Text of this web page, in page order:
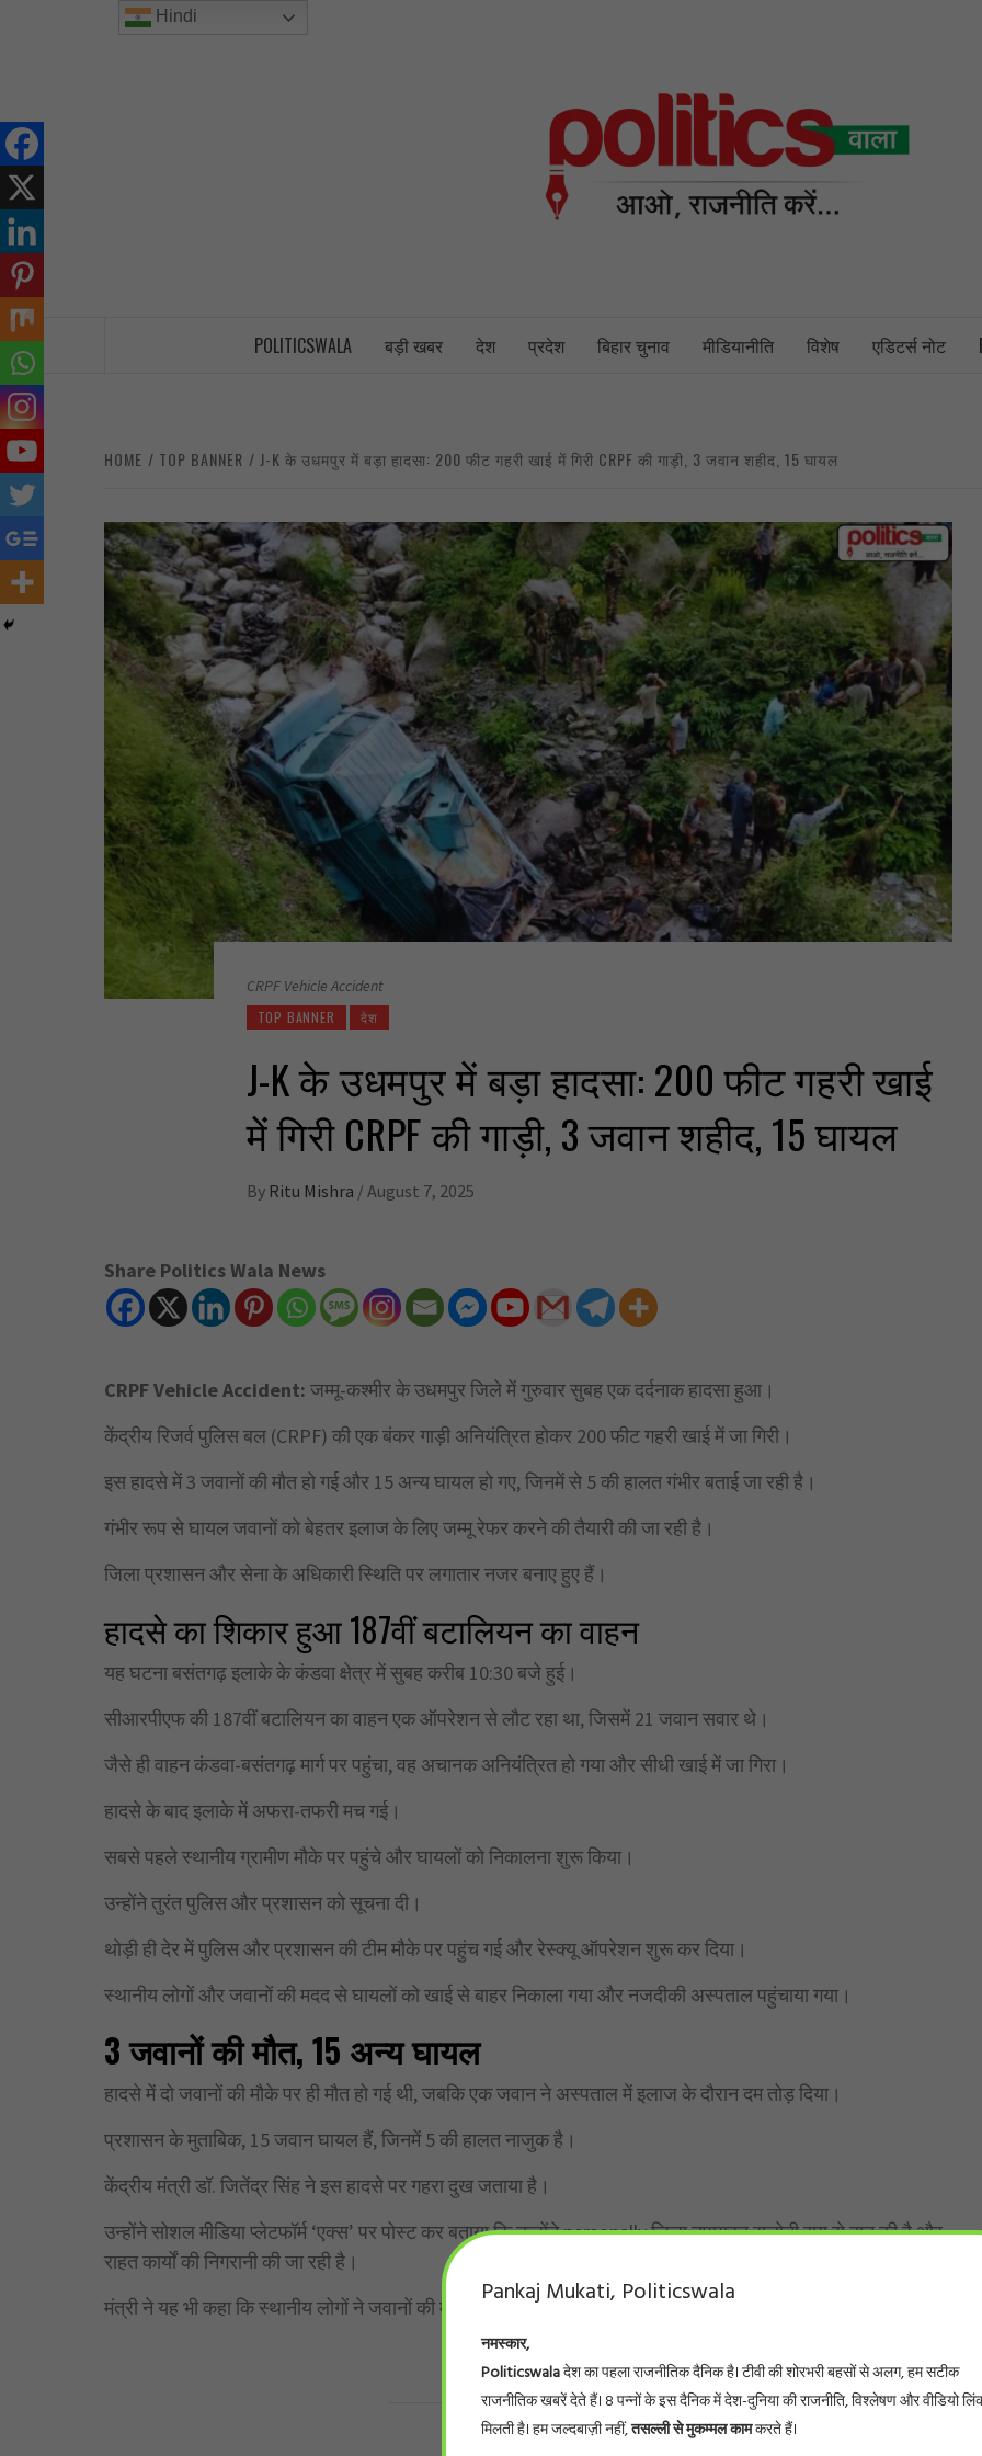
POLITICSWALA बड़ी खबर देश प्रदेश बिहार चुनाव मीडियानीति विशेष एडिटर्स नोट
HOME TOP BANNER J-K के उधमपुर में बड़ा हादसा: 200 फीट गहरी खाई में गिरी CRPF की गाड़ी, 3 जवान शहीद, 15 घायल
CRPF Vehicle Accident
TOP BANNER देश
J-K के उधमपुर में बड़ा हादसा: 200 फीट गहरी खाई
में गिरी CRPF की गाड़ी, 3 जवान शहीद, 15 घायल
By Ritu Mishra / August 7, 2025
Share Politics Wala News
CRPF Vehicle Accident: जम्मू-कश्मीर के उधमपुर जिले में गुरुवार सुबह एक दर्दनाक हादसा हुआ।
केंद्रीय रिजर्व पुलिस बल (CRPF) की एक बंकर गाड़ी अनियंत्रित होकर 200 फीट गहरी खाई में जा गिरी।
इस हादसे में 3 जवानों की मौत हो गई और 15 अन्य घायल हो गए, जिनमें से 5 की हालत गंभीर बताई जा रही है।
गंभीर रूप से घायल जवानों को बेहतर इलाज के लिए जम्मू रेफर करने की तैयारी की जा रही है।
जिला प्रशासन और सेना के अधिकारी स्थिति पर लगातार नजर बनाए हुए हैं।
हादसे का शिकार हुआ 187वीं बटालियन का वाहन
यह घटना बसंतगढ़ इलाके के कंडवा क्षेत्र में सुबह करीब 10:30 बजे हुई।
सीआरपीएफ की 187वीं बटालियन का वाहन एक ऑपरेशन से लौट रहा था, जिसमें 21 जवान सवार थे।
जैसे ही वाहन कंडवा-बसंतगढ़ मार्ग पर पहुंचा, वह अचानक अनियंत्रित हो गया और सीधी खाई में जा गिरा।
हादसे के बाद इलाके में अफरा-तफरी मच गई।
सबसे पहले स्थानीय ग्रामीण मौके पर पहुंचे और घायलों को निकालना शुरू किया।
उन्होंने तुरंत पुलिस और प्रशासन को सूचना दी।
थोड़ी ही देर में पुलिस और प्रशासन की टीम मौके पर पहुंच गई और रेस्क्यू ऑपरेशन शुरू कर दिया।
स्थानीय लोगों और जवानों की मदद से घायलों को खाई से बाहर निकाला गया और नजदीकी अस्पताल पहुंचाया गया।
3 जवानों की मौत, 15 अन्य घायल
हादसे में दो जवानों की मौके पर ही मौत हो गई थी, जबकि एक जवान ने अस्पताल में इलाज के दौरान दम तोड़ दिया।
प्रशासन के मुताबिक, 15 जवान घायल हैं, जिनमें 5 की हालत नाजुक है।
केंद्रीय मंत्री डॉ. जितेंद्र सिंह ने इस हादसे पर गहरा दुख जताया है।
उन्होंने सोशल मीडिया प्लेटफॉर्म ‘एक्स’ पर पोस्ट कर बताया कि उन्होंने personally जिला उपायुक्त सलोनी राय से बात की है और
राहत कार्यों की निगरानी की जा रही है।
मंत्री ने यह भी कहा कि स्थानीय लोगों ने जवानों की मदद में महत्वपूर्ण भूमिका निभाई, जो सराहनीय है।
Hindi
Pankaj Mukati, Politicswala
नमस्कार,
Politicswalaदेश का पहला राजनीतिक दैनिक है। टीवी की शोरभरी बहसों से अलग, हम सटीक
राजनीतिक खबरें देते हैं। 8 पन्नों के इस दैनिक में देश-दुनिया की राजनीति, विश्लेषण और वीडियो
मिलती है। हम जल्दबाज़ी नहीं,तसल्ली से मुकम्मल कामकरते हैं।